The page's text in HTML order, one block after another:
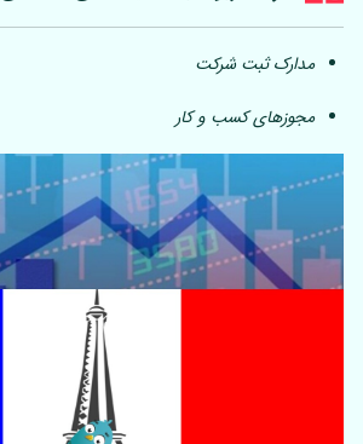
مدارک ثبت شرکت
مجوزهای کسب و کار